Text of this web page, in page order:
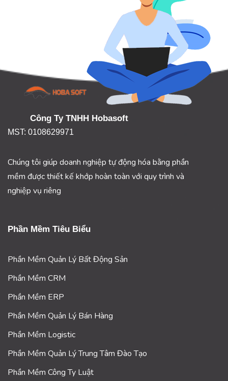
Công Ty TNHH Hobasoft
MST: 0108629971
Chúng tôi giúp doanh nghiệp tự động hóa bằng phần
mềm được thiết kế khớp hoàn toàn với quy trình và
nghiệp vụ riêng
Phần Mềm Tiêu Biểu
Phần Mềm Quản Lý Bất Động Sản
Phần Mềm CRM
Phần Mềm ERP
Phần Mềm Quản Lý Bán Hàng
Phần Mềm Logistic
Phần Mềm Quản Lý Trung Tâm Đào Tạo
Phần Mềm Công Ty Luật